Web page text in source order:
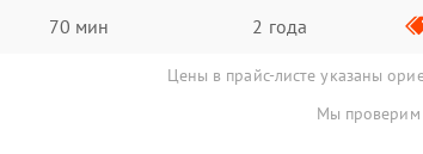
70 мин 2 года
Цены в прайс-листе указаны
Мы проверим